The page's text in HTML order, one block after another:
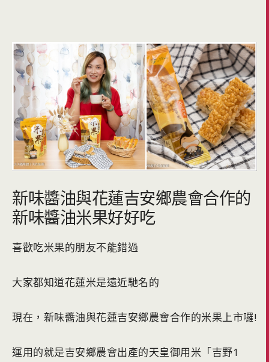
新味醬油與花蓮吉安鄉農會合作的
新味醬油米果好好吃
喜歡吃米果的朋友不能錯過
大家都知道花蓮米是遠近馳名的
現在，新味醬油與花蓮吉安鄉農會合作的米果上市囉!
運用的就是吉安鄉農會出產的天皇御用米「吉野1